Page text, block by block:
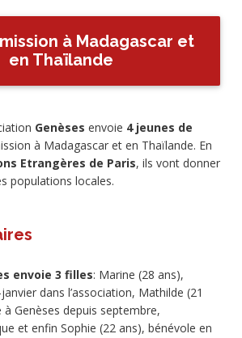
à Madagascar et
en Thaïlande
Genèses envoie 4 jeunes de
à Madagascar et en Thaïlande. En
Etrangères de Paris, ils vont donner
populations locales.
envoie 3 filles: Marine (28 ans),
dans l’association, Mathilde (21
à Genèses depuis septembre,
et enfin Sophie (22 ans), bénévole en